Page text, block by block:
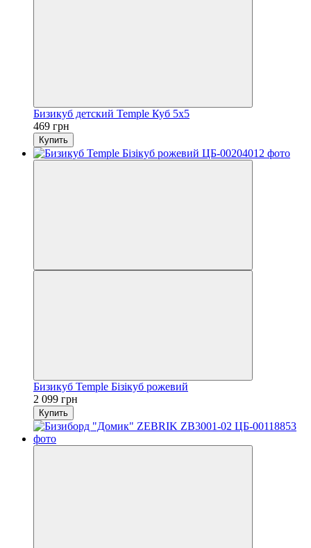
Бизикуб детский Temple Куб 5х5
469 грн
Купить
Бизикуб Temple Бізікуб рожевий
2 099 грн
Купить